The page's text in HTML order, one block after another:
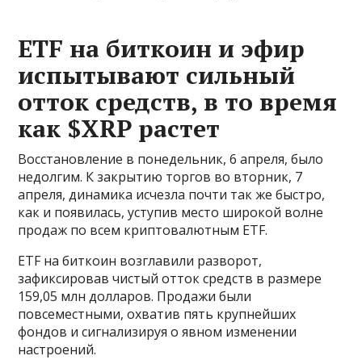
ETF на биткоин и эфир
испытывают сильный
отток средств, в то время
как $XRP растет
Восстановление в понедельник, 6 апреля, было
недолгим. К закрытию торгов во вторник, 7
апреля, динамика исчезла почти так же быстро,
как и появилась, уступив место широкой волне
продаж по всем криптовалютным ETF.
ETF на биткоин возглавили разворот,
зафиксировав чистый отток средств в размере
159,05 млн долларов. Продажи были
повсеместными, охватив пять крупнейших
фондов и сигнализируя о явном изменении
настроений.